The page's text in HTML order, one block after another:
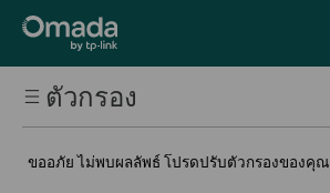
ตัวกรอง
Security Camera
ขออภัย ไม่พบผลลัพธ์ โปรดปรับตัวกรองของคุณ